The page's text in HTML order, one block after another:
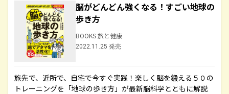
脳がどんどん強くなる！すごい地球の
歩き方
BOOKS 旅と健康
2022.11.25 発売
旅先で、近所で、自宅で今すぐ実践！楽しく脳を鍛える５０の
トレーニングを「地球の歩き方」が最新脳科学とともに解説